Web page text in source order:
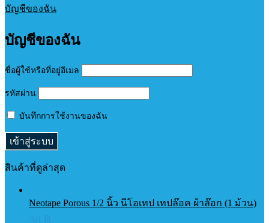
บัญชีของฉัน
บัญชีของฉัน
ชื่อผู้ใช้หรือที่อยู่อีเมล
รหัสผ่าน
บันทึกการใช้งานของฉัน
สินค้าที่ดูล่าสุด
Neotape Porous 1/2 นิ้ว นีโอเทป เทปล๊อค ผ้าล๊อก (1 ม้วน)